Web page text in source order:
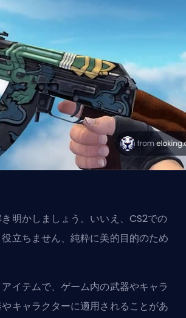
明かしましょう。いいえ、CS2での
立ちません、純粋に美的目的のため
イテムで、ゲーム内の武器やキャラ
キャラクターに適用されることがあ